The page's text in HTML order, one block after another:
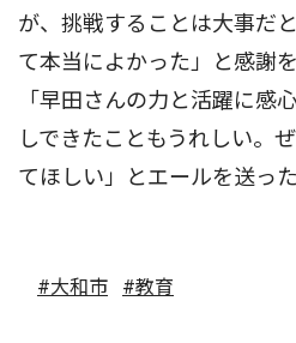
が、挑戦することは大事だ
て本当によかった」と感謝
「早田さんの力と活躍に感
しできたこともうれしい。
てほしい」とエールを送った
#大和市 #教育